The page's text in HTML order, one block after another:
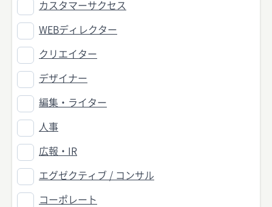
カスタマーサクセス
WEBディレクター
クリエイター
デザイナー
編集・ライター
人事
広報・IR
エグゼクティブ / コンサル
コーポレート